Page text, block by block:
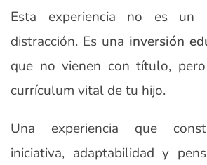
Esta experiencia no es un
distracción. Es una inversión
que no vienen con título,
currículum vital de tu hijo.
Una experiencia que
iniciativa, adaptabilidad y